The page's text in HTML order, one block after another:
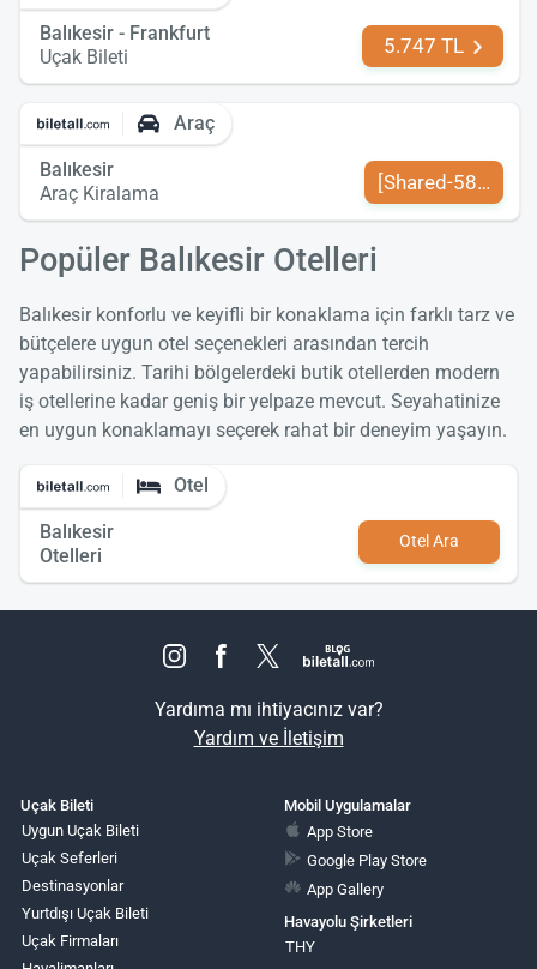
Balıkesir - Frankfurt
Uçak Bileti
5.747 TL
Araç
Balıkesir
Araç Kiralama
[Shared-589-tr-
Popüler Balıkesir Otelleri
Balıkesir konforlu ve keyifli bir konaklama için farklı tarz ve
bütçelere uygun otel seçenekleri arasından tercih
yapabilirsiniz. Tarihi bölgelerdeki butik otellerden modern
iş otellerine kadar geniş bir yelpaze mevcut. Seyahatinize
en uygun konaklamayı seçerek rahat bir deneyim yaşayın.
Otel
Balıkesir
Otelleri
Otel Ara
Yardıma mı ihtiyacınız var?
Yardım ve İletişim
Uçak Bileti
Uygun Uçak Bileti
Uçak Seferleri
Destinasyonlar
Yurtdışı Uçak Bileti
Uçak Firmaları
Mobil Uygulamalar
App Store
Google Play Store
App Gallery
Havayolu Şirketleri
THY